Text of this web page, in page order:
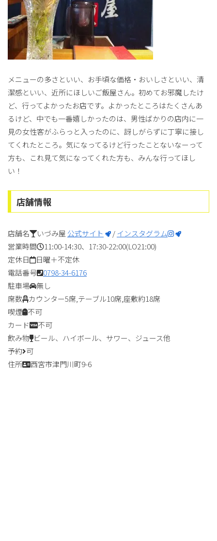
メニューの多さといい、お手頃な価格・おいしさといい、清
潔感といい、近所にほしいご飯屋さん。初めてお邪魔したけ
ど、行ってよかったお店です。よかったところはたくさんあ
るけど、中でも一番嬉しかったのは、男性ばかりの店内に一
見の女性客がふらっと入ったのに、訝しがらずに丁寧に接し
てくれたところ。気になってるけど行ったことないなーって
方も、これ見て気になってくれた方も、みんな行ってほし
い！
店舗情報
店舗名 いづみ屋 公式サイト / インスタグラム
営業時間
11:00-14:30、17:30-22:00(LO21:00)
定休日
日曜＋不定休
電話番号
0798-34-6176
駐車場
無し
席数
カウンター5席,テーブル10席,座敷約18席
喫煙 不可
カード
不可
飲み物 ビール、ハイボール、サワー、ジュース他
予約 可
住所
西宮市津門川町9-6